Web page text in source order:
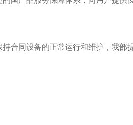
合同设备的正常运行和维护，我部